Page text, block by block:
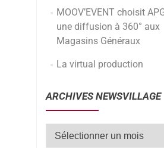
MOOV’EVENT choisit
une diffusion à 360° aux
Magasins Généraux
La virtual production
ARCHIVES NEWSVILLAGE